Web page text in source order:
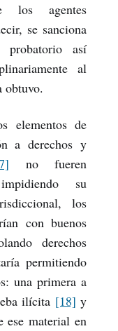
los agentes
se sanciona
así
al
obtuvo.
elementos de
a derechos y
no fueren
su
los
con buenos
derechos
permitiendo
una primera a
ilícita [18] y
ese material en